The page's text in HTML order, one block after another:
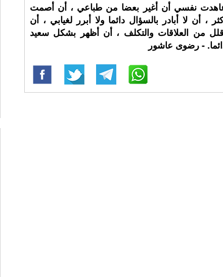
نفسي أن أغير بعضا من طباعي ، أن أصمت
، أن لا أبادر بالسؤال دائما ولا أبرر لغيابي ، أن
من العلاقات والتكلف ، أن أظهر بشكل سعيد
- رضوى عاشور